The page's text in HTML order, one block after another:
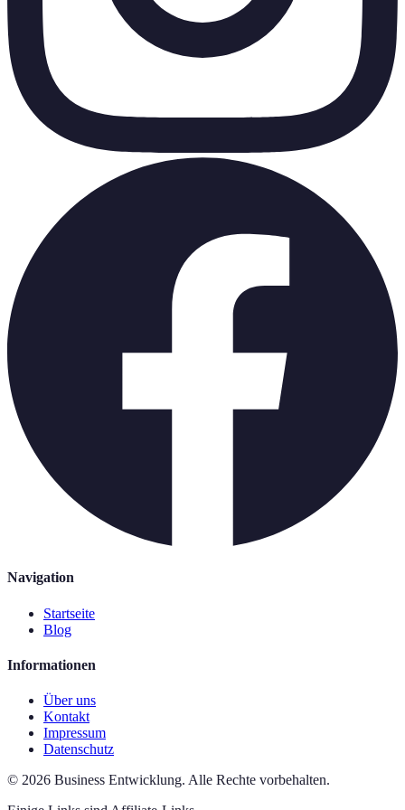
Navigation
Startseite
Blog
Informationen
Über uns
Kontakt
Impressum
Datenschutz
© 2026 Business Entwicklung. Alle Rechte vorbehalten.